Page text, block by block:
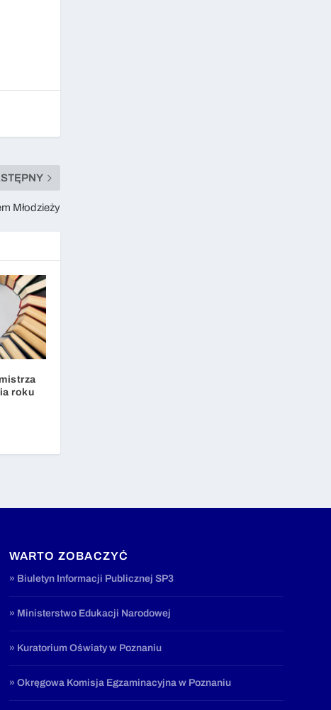
Młodzieży
roku
WARTO ZOBACZYĆ
» Biuletyn Informacji Publicznej SP3
» Ministerstwo Edukacji Narodowej
» Kuratorium Oświaty w Poznaniu
» Okręgowa Komisja Egzaminacyjna w Poznaniu